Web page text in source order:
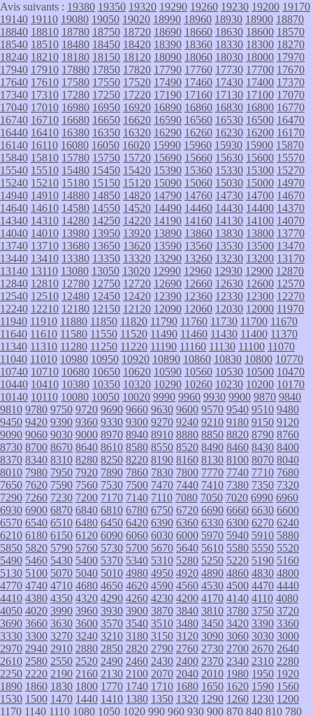
Avis suivants : 19380 19350 19320 19290 19260 19230 19200 19170
19140 19110 19080 19050 19020 18990 18960 18930 18900 18870
18840 18810 18780 18750 18720 18690 18660 18630 18600 18570
18540 18510 18480 18450 18420 18390 18360 18330 18300 18270
18240 18210 18180 18150 18120 18090 18060 18030 18000 17970
17940 17910 17880 17850 17820 17790 17760 17730 17700 17670
17640 17610 17580 17550 17520 17490 17460 17430 17400 17370
17340 17310 17280 17250 17220 17190 17160 17130 17100 17070
17040 17010 16980 16950 16920 16890 16860 16830 16800 16770
16740 16710 16680 16650 16620 16590 16560 16530 16500 16470
16440 16410 16380 16350 16320 16290 16260 16230 16200 16170
16140 16110 16080 16050 16020 15990 15960 15930 15900 15870
15840 15810 15780 15750 15720 15690 15660 15630 15600 15570
15540 15510 15480 15450 15420 15390 15360 15330 15300 15270
15240 15210 15180 15150 15120 15090 15060 15030 15000 14970
14940 14910 14880 14850 14820 14790 14760 14730 14700 14670
14640 14610 14580 14550 14520 14490 14460 14430 14400 14370
14340 14310 14280 14250 14220 14190 14160 14130 14100 14070
14040 14010 13980 13950 13920 13890 13860 13830 13800 13770
13740 13710 13680 13650 13620 13590 13560 13530 13500 13470
13440 13410 13380 13350 13320 13290 13260 13230 13200 13170
13140 13110 13080 13050 13020 12990 12960 12930 12900 12870
12840 12810 12780 12750 12720 12690 12660 12630 12600 12570
12540 12510 12480 12450 12420 12390 12360 12330 12300 12270
12240 12210 12180 12150 12120 12090 12060 12030 12000 11970
11940 11910 11880 11850 11820 11790 11760 11730 11700 11670
11640 11610 11580 11550 11520 11490 11460 11430 11400 11370
11340 11310 11280 11250 11220 11190 11160 11130 11100 11070
11040 11010 10980 10950 10920 10890 10860 10830 10800 10770
10740 10710 10680 10650 10620 10590 10560 10530 10500 10470
10440 10410 10380 10350 10320 10290 10260 10230 10200 10170
10140 10110 10080 10050 10020 9990 9960 9930 9900 9870 9840
9810 9780 9750 9720 9690 9660 9630 9600 9570 9540 9510 9480
9450 9420 9390 9360 9330 9300 9270 9240 9210 9180 9150 9120
9090 9060 9030 9000 8970 8940 8910 8880 8850 8820 8790 8760
8730 8700 8670 8640 8610 8580 8550 8520 8490 8460 8430 8400
8370 8340 8310 8280 8250 8220 8190 8160 8130 8100 8070 8040
8010 7980 7950 7920 7890 7860 7830 7800 7770 7740 7710 7680
7650 7620 7590 7560 7530 7500 7470 7440 7410 7380 7350 7320
7290 7260 7230 7200 7170 7140 7110 7080 7050 7020 6990 6960
6930 6900 6870 6840 6810 6780 6750 6720 6690 6660 6630 6600
6570 6540 6510 6480 6450 6420 6390 6360 6330 6300 6270 6240
6210 6180 6150 6120 6090 6060 6030 6000 5970 5940 5910 5880
5850 5820 5790 5760 5730 5700 5670 5640 5610 5580 5550 5520
5490 5460 5430 5400 5370 5340 5310 5280 5250 5220 5190 5160
5130 5100 5070 5040 5010 4980 4950 4920 4890 4860 4830 4800
4770 4740 4710 4680 4650 4620 4590 4560 4530 4500 4470 4440
4410 4380 4350 4320 4290 4260 4230 4200 4170 4140 4110 4080
4050 4020 3990 3960 3930 3900 3870 3840 3810 3780 3750 3720
3690 3660 3630 3600 3570 3540 3510 3480 3450 3420 3390 3360
3330 3300 3270 3240 3210 3180 3150 3120 3090 3060 3030 3000
2970 2940 2910 2880 2850 2820 2790 2760 2730 2700 2670 2640
2610 2580 2550 2520 2490 2460 2430 2400 2370 2340 2310 2280
2250 2220 2190 2160 2130 2100 2070 2040 2010 1980 1950 1920
1890 1860 1830 1800 1770 1740 1710 1680 1650 1620 1590 1560
1530 1500 1470 1440 1410 1380 1350 1320 1290 1260 1230 1200
1170 1140 1110 1080 1050 1020 990 960 930 900 870 840 810 780